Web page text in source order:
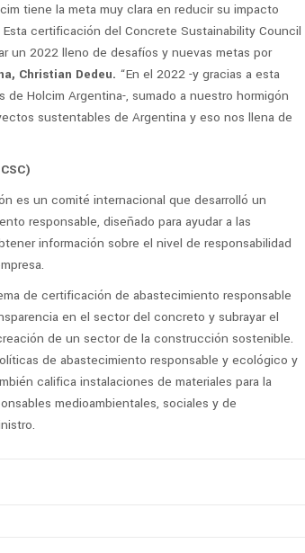
tiene la meta muy clara en reducir su impacto
certificación del Concrete Sustainability Council
un 2022 lleno de desafíos y nuevas metas por
Christian Dedeu. “En el 2022 -y gracias a esta
Holcim Argentina-, sumado a nuestro hormigón
sustentables de Argentina y eso nos llena de
es un comité internacional que desarrolló un
responsable, diseñado para ayudar a las
información sobre el nivel de responsabilidad
de certificación de abastecimiento responsable
en el sector del concreto y subrayar el
de un sector de la construcción sostenible.
de abastecimiento responsable y ecológico y
califica instalaciones de materiales para la
medioambientales, sociales y de